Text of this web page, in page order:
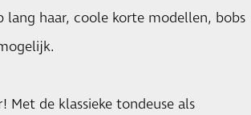
haar, coole korte modellen, bobs
Met de klassieke tondeuse als